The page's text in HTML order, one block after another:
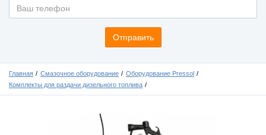
Отправить
Главная Смазочное оборудование
Оборудование Pressol
Комплекты для раздачи дизельного топлива